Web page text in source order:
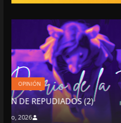
NACIONALES
“NO
LIBERTAD
DESPIDIÓ DE
8 agosto, 2026